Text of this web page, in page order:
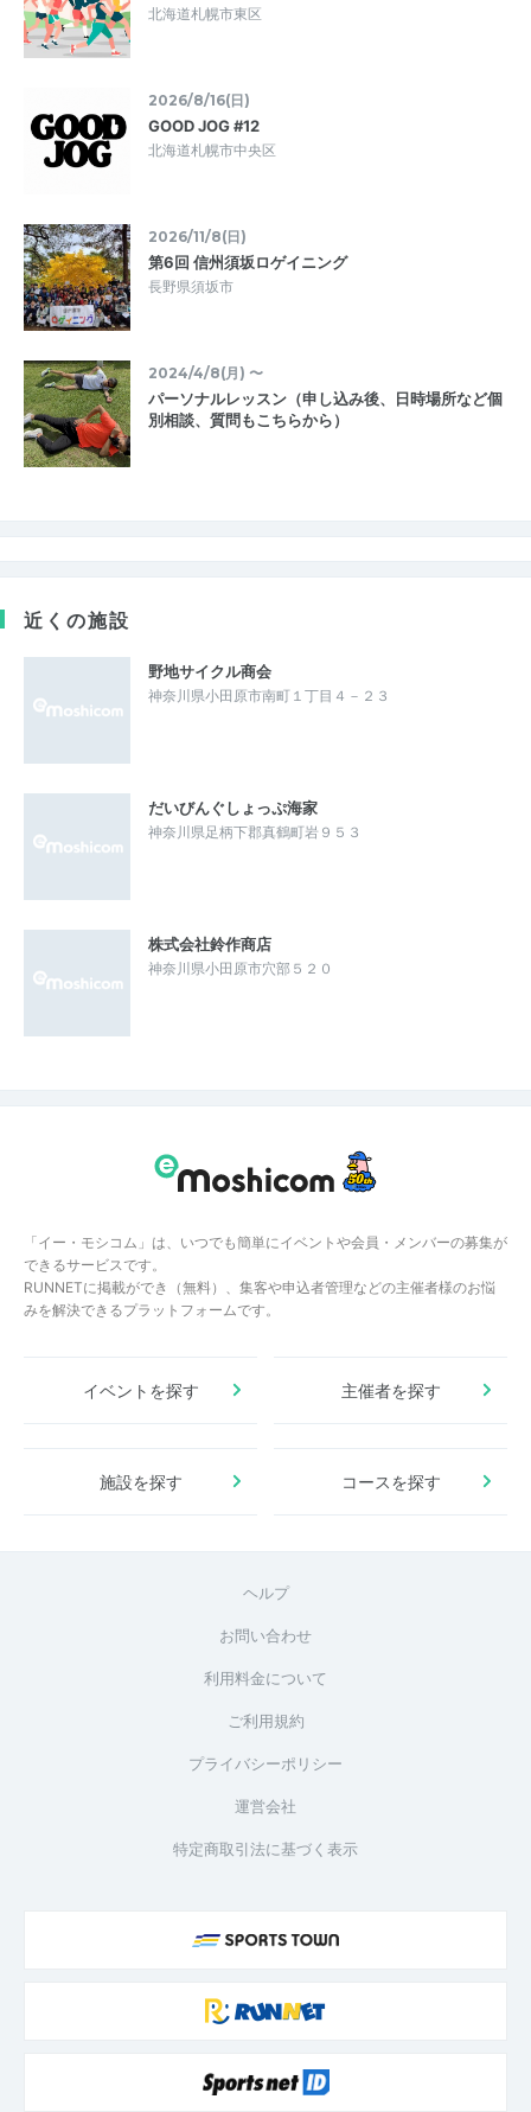
北海道札幌市東区
2026/8/16(日)
GOOD JOG #12
北海道札幌市中央区
2026/11/8(日)
第6回 信州須坂ロゲイニング
長野県須坂市
2024/4/8(月) 〜
パーソナルレッスン（申し込み後、日時場所など個
別相談、質問もこちらから）
近くの施設
野地サイクル商会
神奈川県小田原市南町１丁目４－２３
だいびんぐしょっぷ海家
神奈川県足柄下郡真鶴町岩９５３
株式会社鈴作商店
神奈川県小田原市穴部５２０
「イー・モシコム」は、いつでも簡単にイベントや会員・メンバーの募集が
できるサービスです。
RUNNETに掲載ができ（無料）、集客や申込者管理などの主催者様のお悩
みを解決できるプラットフォームです。
イベントを探す 主催者を探す
施設を探す コースを探す
ヘルプ
お問い合わせ
利用料金について
ご利用規約
プライバシーポリシー
運営会社
特定商取引法に基づく表示